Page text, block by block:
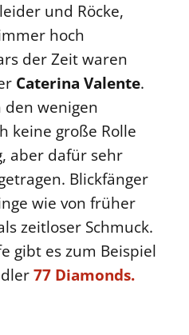
und Röcke,
hoch
der Zeit waren
Caterina Valente.
den wenigen
keine große Rolle
aber dafür sehr
Blickfänger
wie von früher
zeitloser Schmuck.
gibt es zum Beispiel
77 Diamonds.